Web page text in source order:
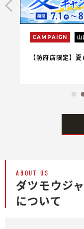
CAMPAIGN 山
【防府店限定】
ABOUT US
ダツモウジ
について